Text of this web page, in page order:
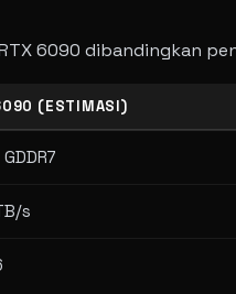
6090 dibandingkan
(ESTIMASI)
s